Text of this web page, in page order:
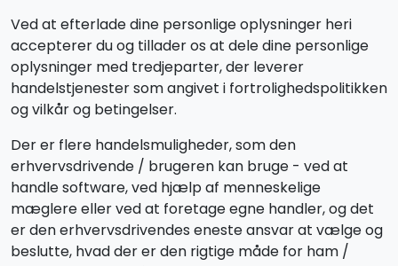
Ved at efterlade dine personlige oplysninger heri
accepterer du og tillader os at dele dine personlige
oplysninger med tredjeparter, der leverer
handelstjenester som angivet i fortrolighedspolitikken
og vilkår og betingelser.
Der er flere handelsmuligheder, som den
erhvervsdrivende / brugeren kan bruge - ved at
handle software, ved hjælp af menneskelige
mæglere eller ved at foretage egne handler, og det
er den erhvervsdrivendes eneste ansvar at vælge og
beslutte, hvad der er den rigtige måde for ham /